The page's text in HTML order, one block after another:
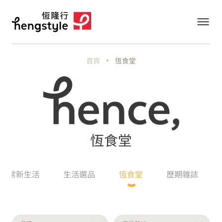
首頁 恆食堂
恆食堂
恆常新生活 生活選品 恆食堂 歷期雜誌